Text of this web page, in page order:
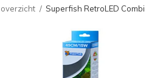
Superfish RetroLED